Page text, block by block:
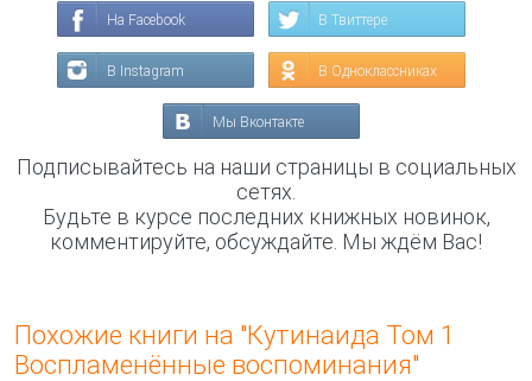
На Facebook В Твиттере
В Instagram В Одноклассниках
Мы Вконтакте
Подписывайтесь на наши страницы в социальных
сетях.
Будьте в курсе последних книжных новинок,
комментируйте, обсуждайте. Мы ждём Вас!
Похожие книги на "Кутинаида Том 1
Воспламенённые воспоминания"